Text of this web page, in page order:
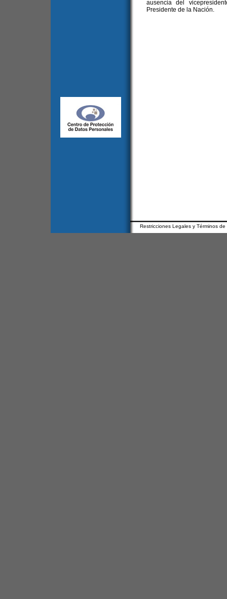
ausencia del
Presidente de la Nación.
Restricciones Legales y Términos de